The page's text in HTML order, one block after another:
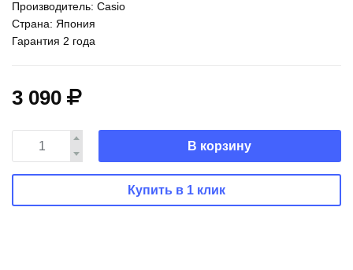
Производитель: Casio
Страна: Япония
Гарантия 2 года
3 090
В корзину
Купить в 1 клик